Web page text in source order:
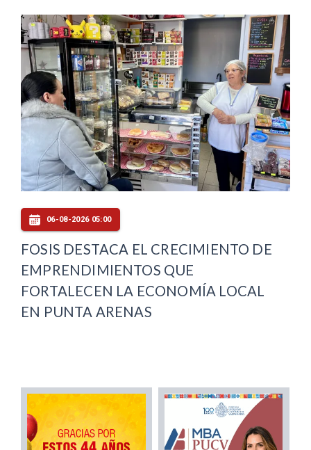
06-08-2026 05:00
FOSIS DESTACA EL CRECIMIENTO DE
EMPRENDIMIENTOS QUE
FORTALECEN LA ECONOMÍA LOCAL
EN PUNTA ARENAS